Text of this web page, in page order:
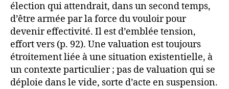
élection qui attendrait, dans un second temps,
d’être armée par la force du vouloir pour
devenir effectivité. Il est d’emblée tension,
effort vers (p. 92). Une valuation est toujours
étroitement liée à une situation existentielle, à
un contexte particulier ; pas de valuation qui se
déploie dans le vide, sorte d’acte en suspension.